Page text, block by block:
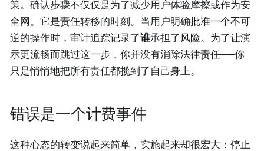
策。确认步骤不仅仅是为了减少用户体验摩擦或作为安
全网。它是责任转移的时刻。当用户明确批准一个不可
逆的操作时，审计追踪记录了谁承担了风险。为了让演
示更流畅而跳过这一步，你并没有消除法律责任——你
只是悄悄地把所有责任都揽到了自己身上。
错误是一个计费事件
这种心态的转变说起来简单，实施起来却很宏大：停止